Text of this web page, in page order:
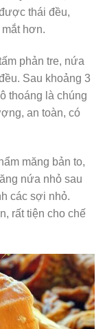
thái đều,
hơn.
phản tre, nứa
Sau khoảng 3
thoáng là chúng
an toàn, có
măng bản to,
nứa nhỏ sau
các sợi nhỏ.
rất tiện cho chế